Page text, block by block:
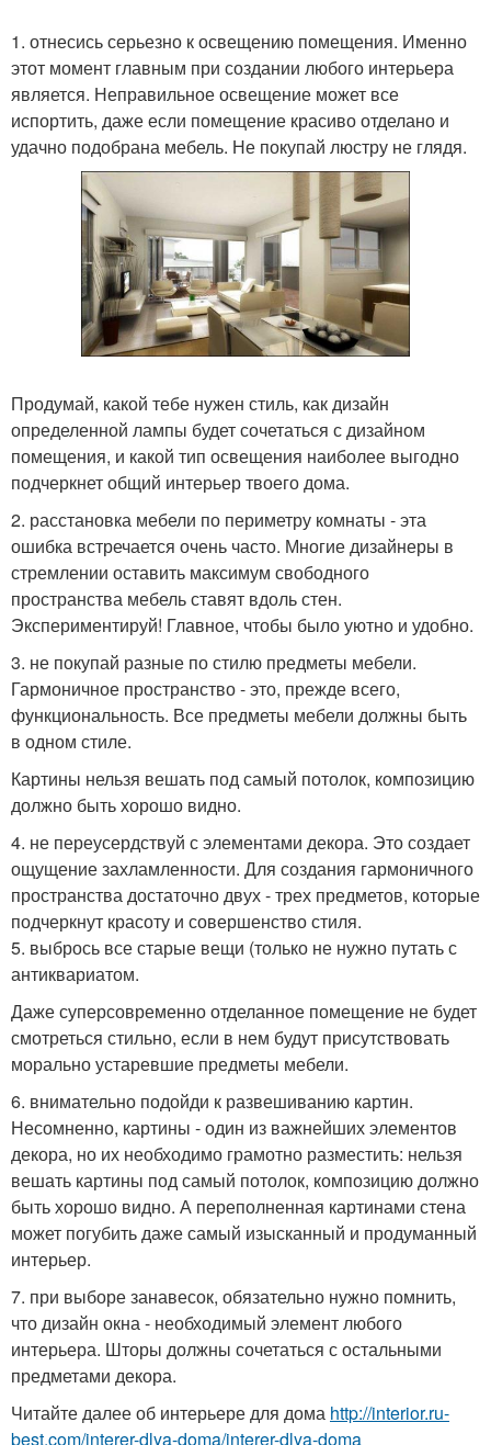
1. отнесись серьезно к освещению помещения. Именно
этот момент главным при создании любого интерьера
является. Неправильное освещение может все
испортить, даже если помещение красиво отделано и
удачно подобрана мебель. Не покупай люстру не глядя.
Продумай, какой тебе нужен стиль, как дизайн
определенной лампы будет сочетаться с дизайном
помещения, и какой тип освещения наиболее выгодно
подчеркнет общий интерьер твоего дома.
2. расстановка мебели по периметру комнаты - эта
ошибка встречается очень часто. Многие дизайнеры в
стремлении оставить максимум свободного
пространства мебель ставят вдоль стен.
Экспериментируй! Главное, чтобы было уютно и удобно.
3. не покупай разные по стилю предметы мебели.
Гармоничное пространство - это, прежде всего,
функциональность. Все предметы мебели должны быть
в одном стиле.
Картины нельзя вешать под самый потолок, композицию
должно быть хорошо видно.
4. не переусердствуй с элементами декора. Это создает
ощущение захламленности. Для создания гармоничного
пространства достаточно двух - трех предметов, которые
подчеркнут красоту и совершенство стиля.
5. выбрось все старые вещи (только не нужно путать с
антиквариатом.
Даже суперсовременно отделанное помещение не будет
смотреться стильно, если в нем будут присутствовать
морально устаревшие предметы мебели.
6. внимательно подойди к развешиванию картин.
Несомненно, картины - один из важнейших элементов
декора, но их необходимо грамотно разместить: нельзя
вешать картины под самый потолок, композицию должно
быть хорошо видно. А переполненная картинами стена
может погубить даже самый изысканный и продуманный
интерьер.
7. при выборе занавесок, обязательно нужно помнить,
что дизайн окна - необходимый элемент любого
интерьера. Шторы должны сочетаться с остальными
предметами декора.
Читайте далее об интерьере для дома http://interior.ru-
best.com/interer-dlya-doma/interer-dlya-doma